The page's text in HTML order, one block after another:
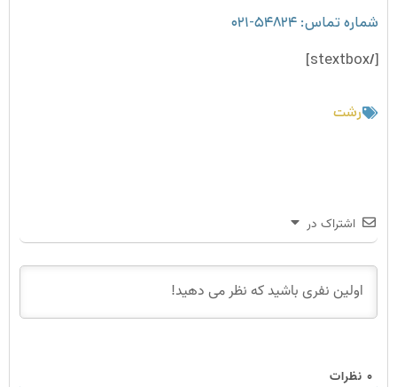
شماره تماس: ۵۴۸۲۴-۰۲۱
[/stextbox]
رشت
اشتراک در
۰ نظرات